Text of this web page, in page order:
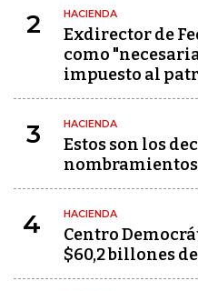
2 HACIENDA
Exdirector de
como
impuesto al
3 HACIENDA
Estos son los
4 HACIENDA
Centro
$60,2 billones